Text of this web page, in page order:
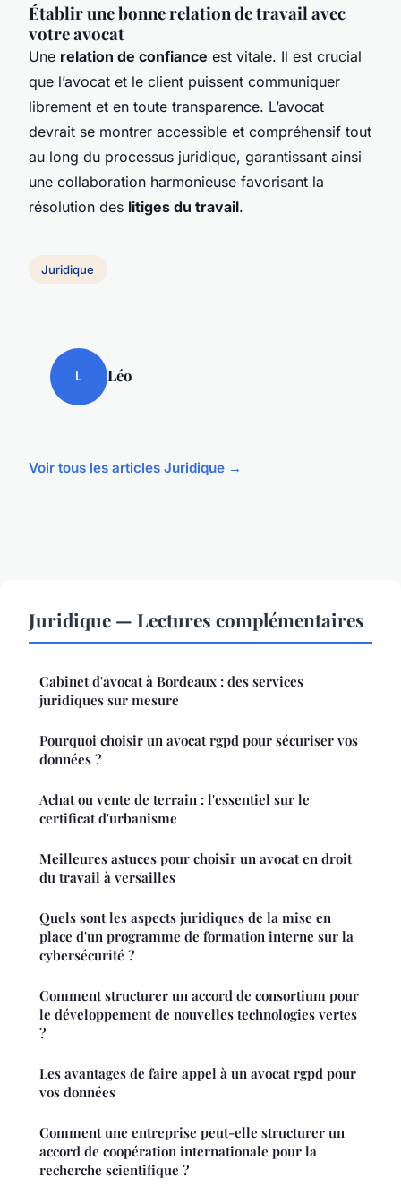
Établir une bonne relation de travail avec
votre avocat
Une relation de confiance est vitale. Il est crucial
que l’avocat et le client puissent communiquer
librement et en toute transparence. L’avocat
devrait se montrer accessible et compréhensif tout
au long du processus juridique, garantissant ainsi
une collaboration harmonieuse favorisant la
résolution des litiges du travail.
Juridique
L Léo
Voir tous les articles Juridique →
Juridique — Lectures complémentaires
Cabinet d'avocat à Bordeaux : des services
juridiques sur mesure
Pourquoi choisir un avocat rgpd pour sécuriser vos
données ?
Achat ou vente de terrain : l'essentiel sur le
certificat d'urbanisme
Meilleures astuces pour choisir un avocat en droit
du travail à versailles
Quels sont les aspects juridiques de la mise en
place d'un programme de formation interne sur la
cybersécurité ?
Comment structurer un accord de consortium pour
le développement de nouvelles technologies vertes
?
Les avantages de faire appel à un avocat rgpd pour
vos données
Comment une entreprise peut-elle structurer un
accord de coopération internationale pour la
recherche scientifique ?